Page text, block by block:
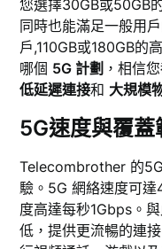
您選擇30GB或50GB
同時也能滿足一般用
戶,110GB或180GB的
哪個 5G 計劃 ，相信
低延遲連接和 大規模
5G速度與覆蓋
Telecombrother 的
驗。5G 網絡速度可
度高達每秒1Gbps。
低，提供更流暢的連